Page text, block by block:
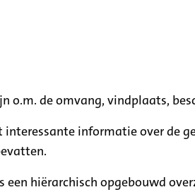
o.m. de omvang, vindplaats,
informatie over de
hiërarchisch opgebouwd